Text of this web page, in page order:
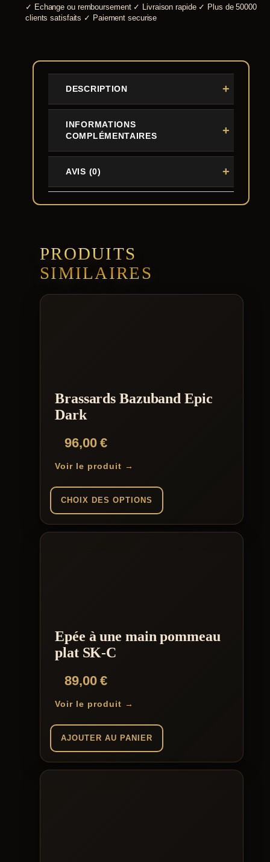
4
0
€
✓ Echange ou remboursement ✓ Livraison rapide ✓ Plus de 50000
clients satisfaits ✓ Paiement securise
DESCRIPTION
INFORMATIONS
COMPLÉMENTAIRES
AVIS (0)
PRODUITS
SIMILAIRES
Brassards Bazuband Epic
Dark
96,00€
Voir le produit →
CHOIX DES OPTIONS
produit
page
Epée à une main pommeau
plat SK-C
89,00€
Voir le produit →
AJOUTER AU PANIER